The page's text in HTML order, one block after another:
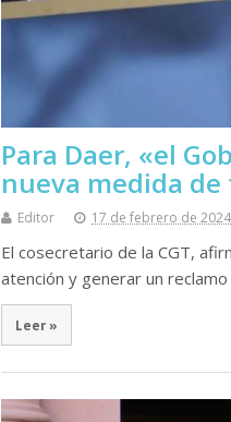
Para Daer, «el
nueva medida de
Editor 17 de febrero de 2024
El cosecretario de la CGT,
atención y generar un
Leer »